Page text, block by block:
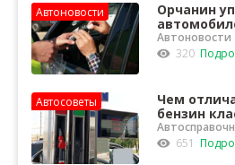
Автоновости
Орчанин
состоянии
опьянения
Автоновости
320
Автосоветы
Чем
бензин
"Евро-5"
водителей
651